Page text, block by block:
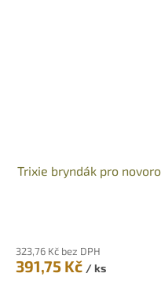
Trixie bryndák pro
323,76 Kč bez DPH
391,75 Kč / ks